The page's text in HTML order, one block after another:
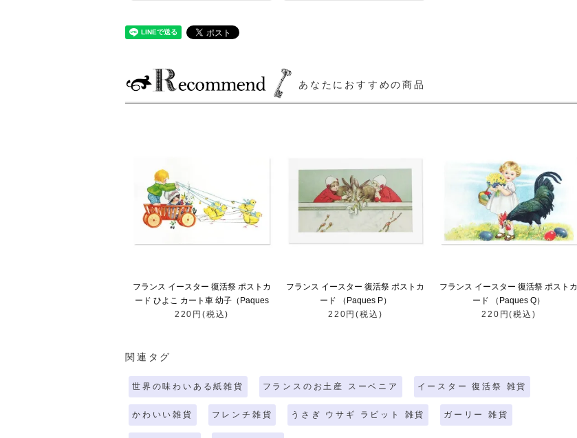
あなたにおすすめの商品
フランス イースター 復活祭 ポストカ
ード ひよこ カート車 幼子（Paques
0）
220円(税込)
フランス イースター 復活祭 ポストカ
ード （Paques P）
220円(税込)
フランス イースター 復活祭 ポストカ
ード （Paques Q）
220円(税込)
関連タグ
世界の味わいある紙雑貨 フランスのお土産 スーベニア イースター 復活祭 雑貨
かわいい雑貨 フレンチ雑貨 うさぎ ウサギ ラビット 雑貨 ガーリー 雑貨